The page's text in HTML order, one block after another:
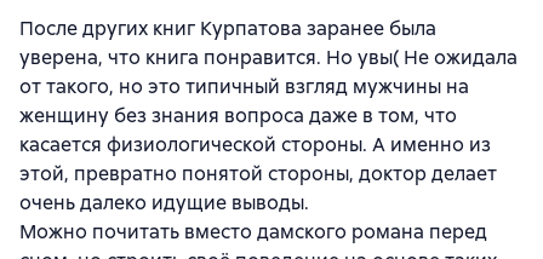
После других книг Курпатова заранее была
уверена, что книга понравится. Но увы( Не ожидала
от такого, но это типичный взгляд мужчины на
женщину без знания вопроса даже в том, что
касается физиологической стороны. А именно из
этой, превратно понятой стороны, доктор делает
очень далеко идущие выводы.
Можно почитать вместо дамского романа перед